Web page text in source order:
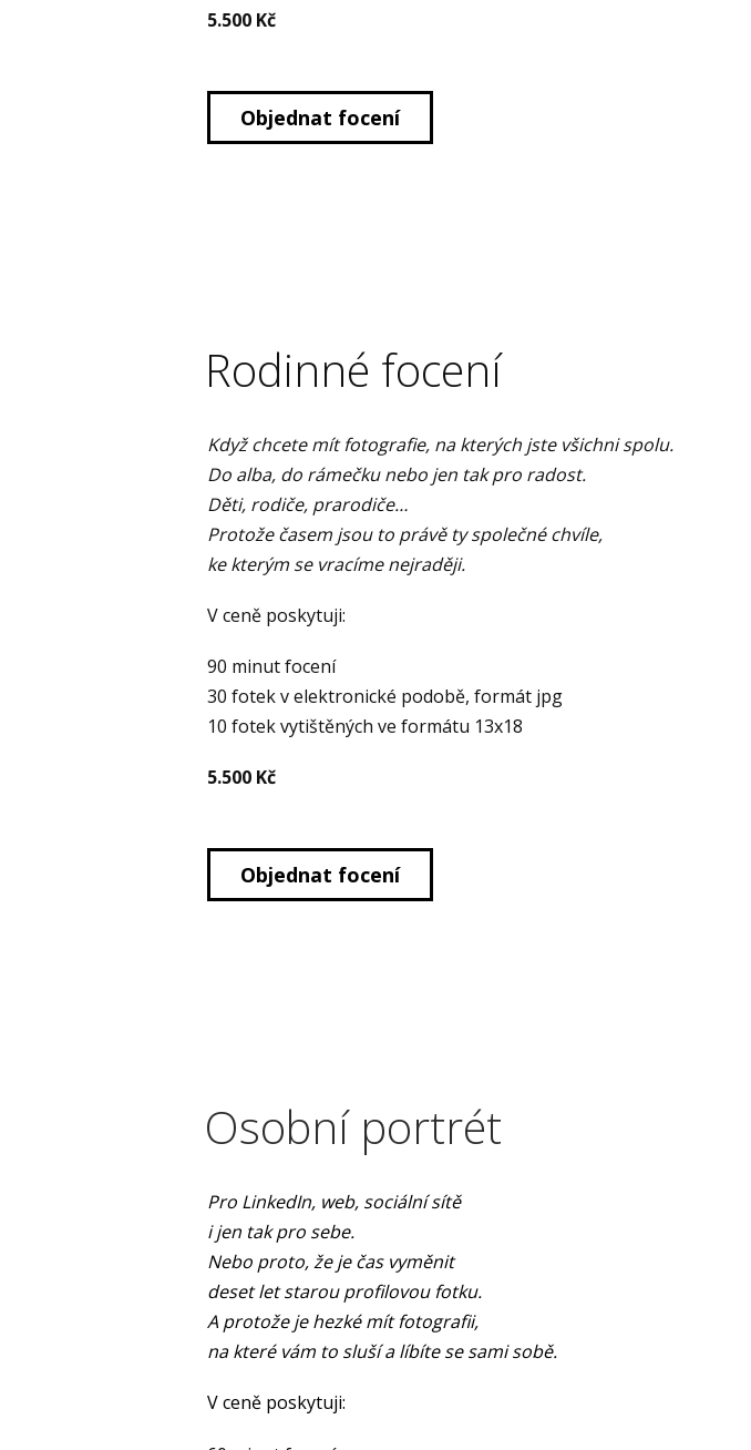
5.500 Kč
Objednat focení
Rodinné focení
Když chcete mít fotografie, na kterých jste všichni spolu.
Do alba, do rámečku nebo jen tak pro radost.
Děti, rodiče, prarodiče…
Protože časem jsou to právě ty společné chvíle,
ke kterým se vracíme nejraději.
V ceně poskytuji:
90 minut focení
30 fotek v elektronické podobě, formát jpg
10 fotek vytištěných ve formátu 13x18
5.500 Kč
Objednat focení
Osobní portrét
Pro LinkedIn, web, sociální sítě
i jen tak pro sebe.
Nebo proto, že je čas vyměnit
deset let starou profilovou fotku.
A protože je hezké mít fotografii,
na které vám to slušía líbíte se sami sobě.
V ceně poskytuji: